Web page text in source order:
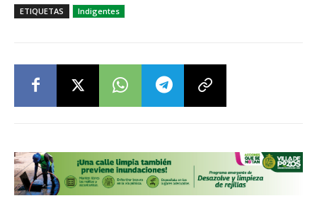
ETIQUETAS Indigentes